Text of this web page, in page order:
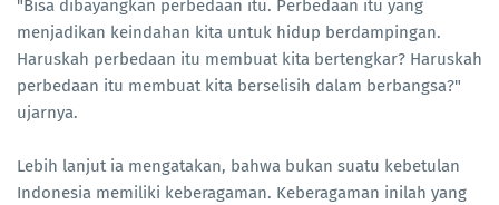
"Bisa dibayangkan perbedaan itu. Perbedaan itu yang
menjadikan keindahan kita untuk hidup berdampingan.
Haruskah perbedaan itu membuat kita bertengkar? Haruskah
perbedaan itu membuat kita berselisih dalam berbangsa?"
ujarnya.
Lebih lanjut ia mengatakan, bahwa bukan suatu kebetulan
Indonesia memiliki keberagaman. Keberagaman inilah yang